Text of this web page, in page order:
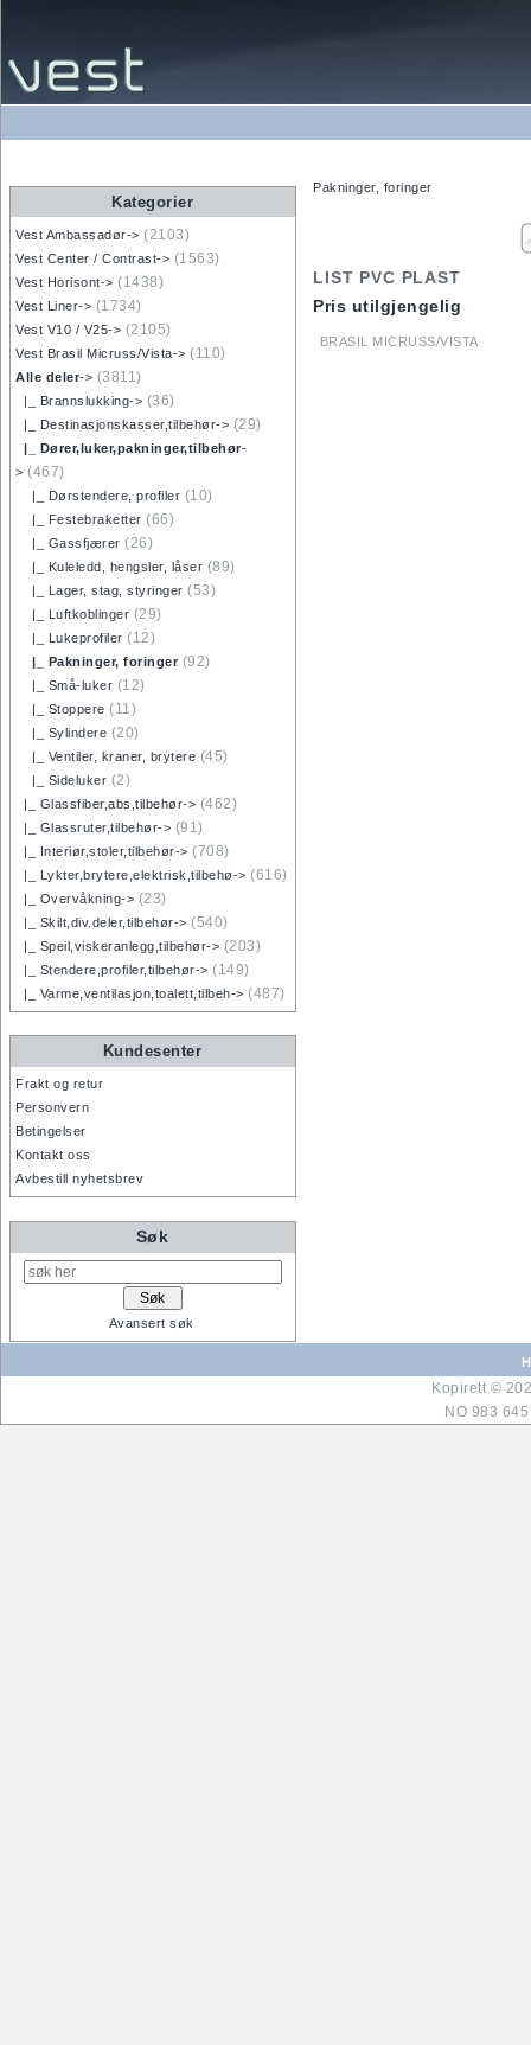
Kategorier
Vest Ambassadør-> (2103)
Vest Center / Contrast-> (1563)
Vest Horisont-> (1438)
Vest Liner-> (1734)
Vest V10 / V25-> (2105)
Vest Brasil Micruss/Vista-> (110)
Alle deler-> (3811)
|_ Brannslukking-> (36)
|_ Destinasjonskasser,tilbehør-> (29)
|_ Dører,luker,pakninger,tilbehør-
> (467)
|_ Dørstendere, profiler (10)
|_ Festebraketter (66)
|_ Gassfjærer (26)
|_ Kuleledd, hengsler, låser (89)
|_ Lager, stag, styringer (53)
|_ Luftkoblinger (29)
|_ Lukeprofiler (12)
|_ Pakninger, foringer (92)
|_ Små-luker (12)
|_ Stoppere (11)
|_ Sylindere (20)
|_ Ventiler, kraner, brytere (45)
|_ Sideluker (2)
|_ Glassfiber,abs,tilbehør-> (462)
|_ Glassruter,tilbehør-> (91)
|_ Interiør,stoler,tilbehør-> (708)
|_ Lykter,brytere,elektrisk,tilbehø-> (616)
|_ Overvåkning-> (23)
|_ Skilt,div.deler,tilbehør-> (540)
|_ Speil,viskeranlegg,tilbehør-> (203)
|_ Stendere,profiler,tilbehør-> (149)
|_ Varme,ventilasjon,toalett,tilbeh-> (487)
Kundesenter
Frakt og retur
Personvern
Betingelser
Kontakt oss
Avbestill nyhetsbrev
Søk
Avansert søk
Pakninger, foringer
LIST PVC PLAST
Pris utilgjengelig
BRASIL MICRUSS/VISTA
Kopirett ©
NO 983 645